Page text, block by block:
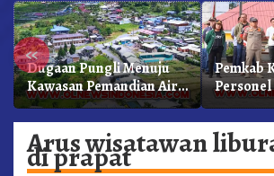
«
Dugaan Pungli Menuju
Kawasan Pemandian Air
Panas Semangat Gunung
– Doulu Foto Dan
Videokan!
Pemkab
Personel
Linmas,
Arus wisatawan
di prapat